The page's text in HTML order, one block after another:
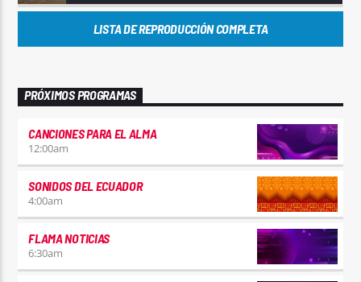
LISTA DE REPRODUCCIÓN COMPLETA
PRÓXIMOS PROGRAMAS
CANCIONES PARA EL ALMA
12:00am
SONIDOS DEL ECUADOR
4:00am
FLAMA NOTICIAS
6:30am